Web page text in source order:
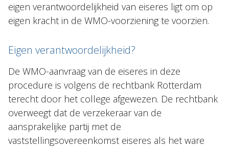
eigen verantwoordelijkheid van eiseres ligt om op
eigen kracht in de WMO-voorziening te voorzien.
Eigen verantwoordelijkheid?
De WMO-aanvraag van de eiseres in deze
procedure is volgens de rechtbank Rotterdam
terecht door het college afgewezen. De rechtbank
overweegt dat de verzekeraar van de
aansprakelijke partij met de
vaststellingsovereenkomst eiseres als het ware